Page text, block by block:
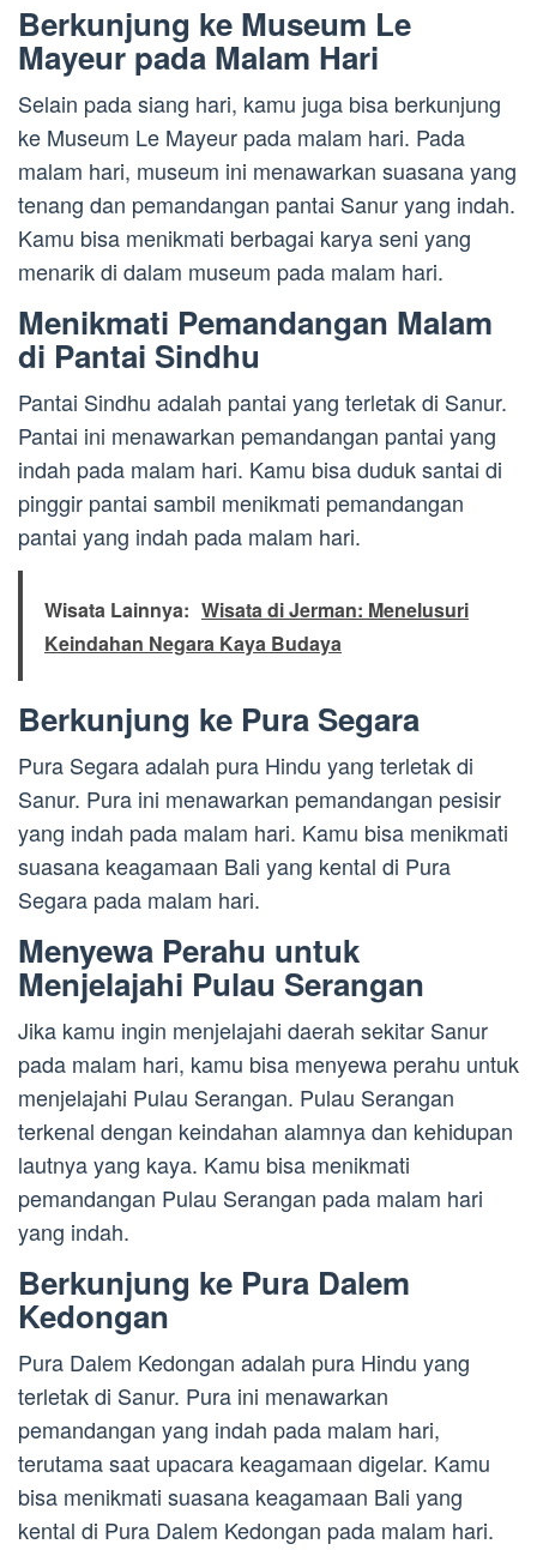
Berkunjung ke Museum Le
Mayeur pada Malam Hari
Selain pada siang hari, kamu juga bisa berkunjung
ke Museum Le Mayeur pada malam hari. Pada
malam hari, museum ini menawarkan suasana yang
tenang dan pemandangan pantai Sanur yang indah.
Kamu bisa menikmati berbagai karya seni yang
menarik di dalam museum pada malam hari.
Menikmati Pemandangan Malam
di Pantai Sindhu
Pantai Sindhu adalah pantai yang terletak di Sanur.
Pantai ini menawarkan pemandangan pantai yang
indah pada malam hari. Kamu bisa duduk santai di
pinggir pantai sambil menikmati pemandangan
pantai yang indah pada malam hari.
Wisata Lainnya: Wisata di Jerman: Menelusuri
Keindahan Negara Kaya Budaya
Berkunjung ke Pura Segara
Pura Segara adalah pura Hindu yang terletak di
Sanur. Pura ini menawarkan pemandangan pesisir
yang indah pada malam hari. Kamu bisa menikmati
suasana keagamaan Bali yang kental di Pura
Segara pada malam hari.
Menyewa Perahu untuk
Menjelajahi Pulau Serangan
Jika kamu ingin menjelajahi daerah sekitar Sanur
pada malam hari, kamu bisa menyewa perahu untuk
menjelajahi Pulau Serangan. Pulau Serangan
terkenal dengan keindahan alamnya dan kehidupan
lautnya yang kaya. Kamu bisa menikmati
pemandangan Pulau Serangan pada malam hari
yang indah.
Berkunjung ke Pura Dalem
Kedongan
Pura Dalem Kedongan adalah pura Hindu yang
terletak di Sanur. Pura ini menawarkan
pemandangan yang indah pada malam hari,
terutama saat upacara keagamaan digelar. Kamu
bisa menikmati suasana keagamaan Bali yang
kental di Pura Dalem Kedongan pada malam hari.